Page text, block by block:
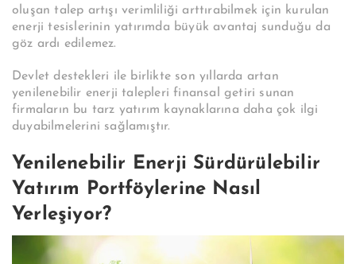
oluşan talep artışı verimliliği arttırabilmek için kurulan
enerji tesislerinin yatırımda büyük avantaj sunduğu da
göz ardı edilemez.
Devlet destekleri ile birlikte son yıllarda artan
yenilenebilir enerji talepleri finansal getiri sunan
firmaların bu tarz yatırım kaynaklarına daha çok ilgi
duyabilmelerini sağlamıştır.
Yenilenebilir Enerji Sürdürülebilir
Yatırım Portföylerine Nasıl
Yerleşiyor?